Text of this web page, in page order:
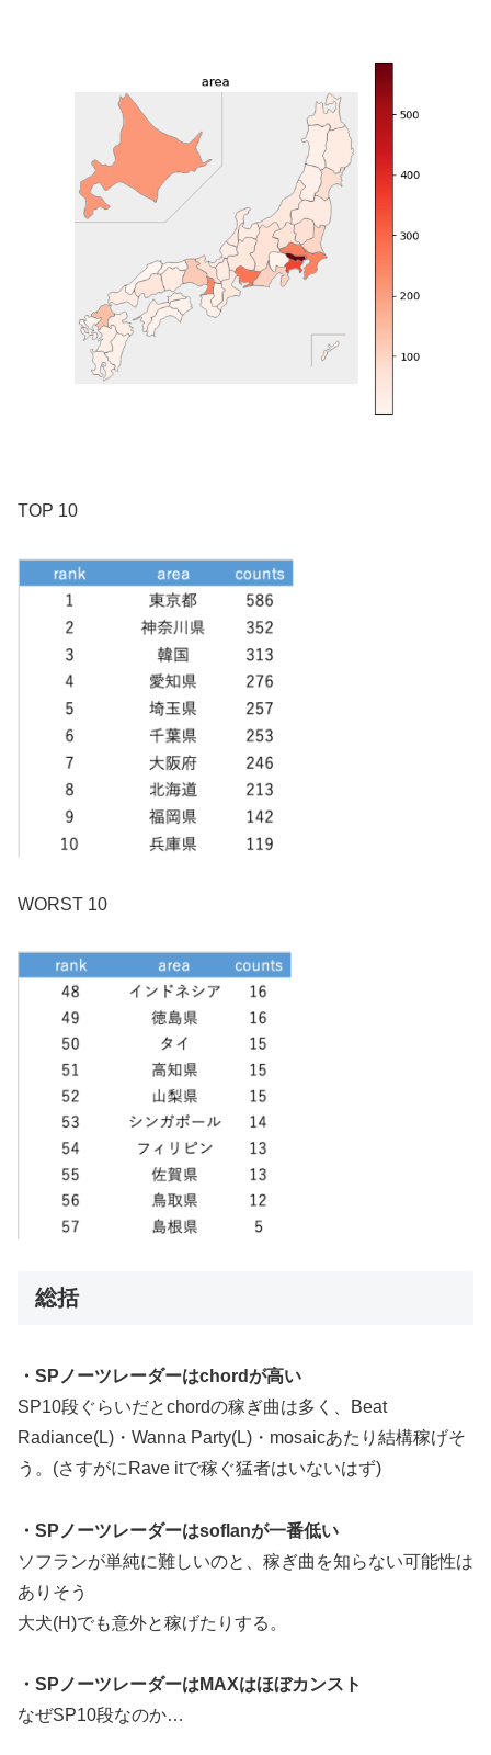
TOP 10
WORST 10
総括
・SPノーツレーダーはchordが高い
SP10段ぐらいだとchordの稼ぎ曲は多く、Beat
Radiance(L)・Wanna Party(L)・mosaicあたり結構稼げそ
う。(さすがにRave itで稼ぐ猛者はいないはず)
・ SPノーツレーダーはsoflanが一番低い
ソフランが単純に難しいのと、稼ぎ曲を知らない可能性は
ありそう
大犬(H)でも意外と稼げたりする。
・ SPノーツレーダーはMAXはほぼカンスト
なぜSP10段なのか…